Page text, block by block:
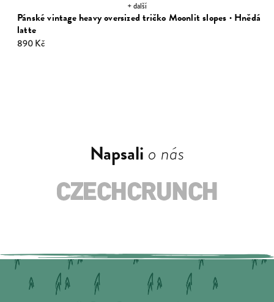
Pánské vintage heavy oversized tričko Moonlit slopes · Hnědá
latte
890 Kč
+ další
Napsali o nás